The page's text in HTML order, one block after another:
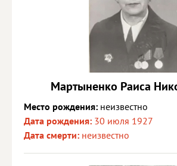
Мартыненко Раиса
Место рождения: неизвестно
Дата рождения: 30 июля 1927
Дата смерти: неизвестно